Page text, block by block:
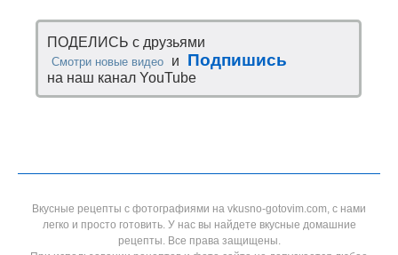
ПОДЕЛИСЬ с друзьями
Смотри новые видео и Подпишись
на наш канал YouTube
Вкусные рецепты с фотографиями на vkusno-gotovim.com, с нами
легко и просто готовить. У нас вы найдете вкусные домашние
рецепты. Все права защищены.